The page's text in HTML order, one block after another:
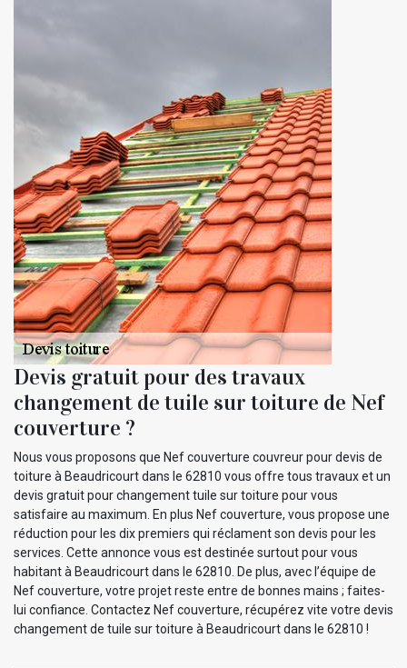
Devis gratuit pour des travaux
changement de tuile sur toiture de Nef
couverture ?
Nous vous proposons que Nef couverture couvreur pour devis de
toiture à Beaudricourt dans le 62810 vous offre tous travaux et un
devis gratuit pour changement tuile sur toiture pour vous
satisfaire au maximum. En plus Nef couverture, vous propose une
réduction pour les dix premiers qui réclament son devis pour les
services. Cette annonce vous est destinée surtout pour vous
habitant à Beaudricourt dans le 62810. De plus, avec l’équipe de
Nef couverture, votre projet reste entre de bonnes mains ; faites-
lui confiance. Contactez Nef couverture, récupérez vite votre devis
changement de tuile sur toiture à Beaudricourt dans le 62810 !